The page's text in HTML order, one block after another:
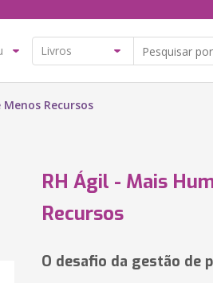
Recursos
RH Ágil - Mais
Recursos
O desafio da gestão de